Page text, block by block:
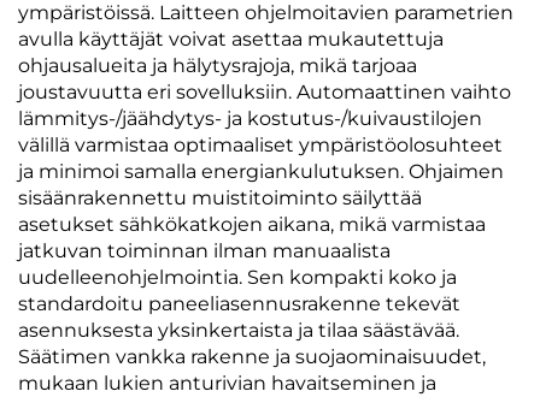
ympäristöissä. Laitteen ohjelmoitavien parametrien
avulla käyttäjät voivat asettaa mukautettuja
ohjausalueita ja hälytysrajoja, mikä tarjoaa
joustavuutta eri sovelluksiin. Automaattinen vaihto
lämmitys-/jäähdytys- ja kostutus-/kuivaustilojen
välillä varmistaa optimaaliset ympäristöolosuhteet
ja minimoi samalla energiankulutuksen. Ohjaimen
sisäänrakennettu muistitoiminto säilyttää
asetukset sähkökatkojen aikana, mikä varmistaa
jatkuvan toiminnan ilman manuaalista
uudelleenohjelmointia. Sen kompakti koko ja
standardoitu paneeliasennusrakenne tekevät
asennuksesta yksinkertaista ja tilaa säästävää.
Säätimen vankka rakenne ja suojaominaisuudet,
mukaan lukien anturivian havaitseminen ja